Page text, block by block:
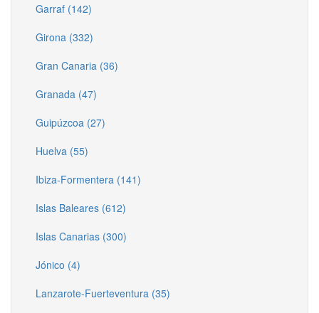
Garraf (142)
Girona (332)
Gran Canaria (36)
Granada (47)
Guipúzcoa (27)
Huelva (55)
Ibiza-Formentera (141)
Islas Baleares (612)
Islas Canarias (300)
Jónico (4)
Lanzarote-Fuerteventura (35)